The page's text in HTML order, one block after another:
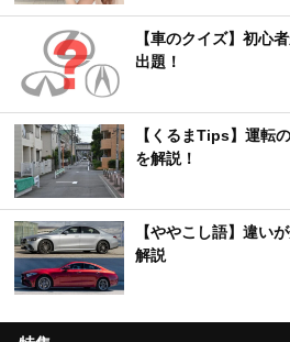
【車のクイズ】初心
出題！
【くるまTips】運転
を解説！
【ややこし語】違い
解説